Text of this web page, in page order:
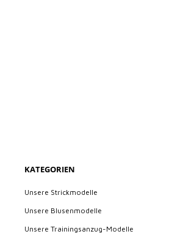
KATEGORIEN
Unsere Strickmodelle
Unsere Blusenmodelle
Unsere Trainingsanzug-Modelle